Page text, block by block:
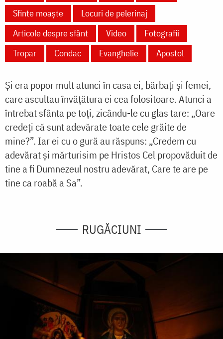
Sfinte moaște
Locuri de pelerinaj
Articole despre sfânt
Video
Fotografii
Tropar
Condac Evanghelie Apostol
Și era popor mult atunci în casa ei, bărbați și femei,
care ascultau învățătura ei cea folositoare. Atunci a
întrebat sfânta pe toți, zicându-le cu glas tare: „Oare
credeți că sunt adevărate toate cele grăite de
mine?”. Iar ei cu o gură au răspuns: „Credem cu
adevărat și mărturisim pe Hristos Cel propovăduit de
tine a fi Dumnezeul nostru adevărat, Care te are pe
tine ca roabă a Sa”.
RUGĂCIUNI